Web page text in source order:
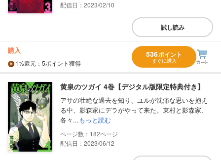
配信日：2023/02/10
試し読み
購入
1%還元 ：5ポイント獲得
536ポイント
すぐに購入
黄泉のツガイ 4巻【デジタル版限定特典付き】
アサの壮絶な過去を知り、ユルが沈痛な思いを抱え
る中、影森家にデラがやって来た。東村と影森家、
各々...もっと読む
182
配信日：2023/06/12